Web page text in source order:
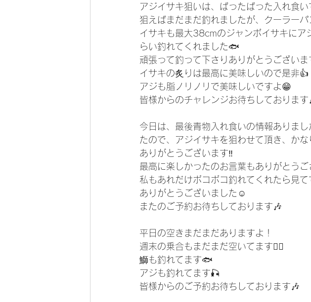
アジイサキ狙いは、ばったばった入れ食
狙えばまだまだ釣れましたが、クーラー
イサキも最大38cmのジャンボイサキに
らい釣れてくれました🐟
頑張って釣って下さりありがとうございま
イサキの炙りは最高に美味しいので是非👍
アジも脂ノリノリで美味しいですよ😁
皆様からのチャレンジお待ちしております
今日は、最後青物入れ食いの情報ありま
たので、アジイサキを狙わせて頂き、か
ありがとうございます‼️
最高に楽しかったのお言葉もありがとうご
私もあれだけボコボコ釣れてくれたら見
ありがとうございました☺️
またのご予約お待ちしております🎶
平日の空きまだまだありますよ！
週末の乗合もまだまだ空いてます🙆‍♀️
鰤も釣れてます🐟
アジも釣れてます🎣
皆様からのご予約お待ちしております🎶